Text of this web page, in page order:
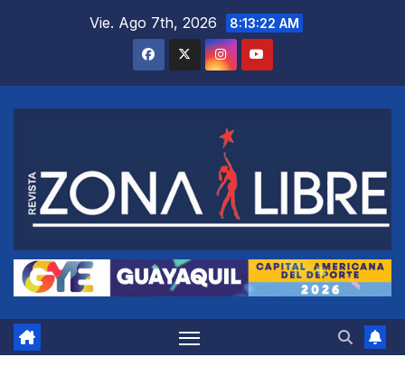
Vie. Ago 7th, 2026 8:13:23 AM